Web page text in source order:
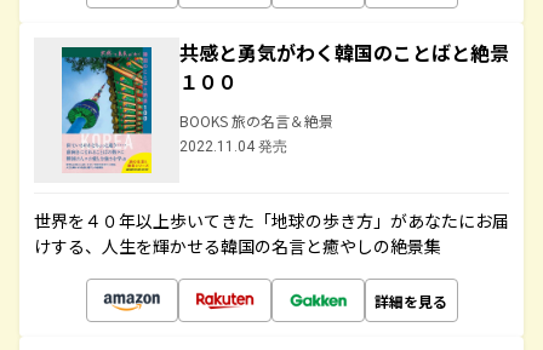
共感と勇気がわく韓国のことばと絶景
１００
BOOKS 旅の名言＆絶景
2022.11.04 発売
世界を４０年以上歩いてきた「地球の歩き方」があなたにお届
けする、人生を輝かせる韓国の名言と癒やしの絶景集
詳細を見る